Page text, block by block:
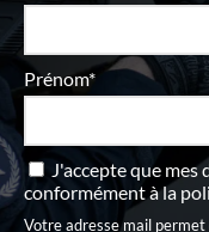
Prénom*
J'accepte que
conformément àla
Votre adresse mail